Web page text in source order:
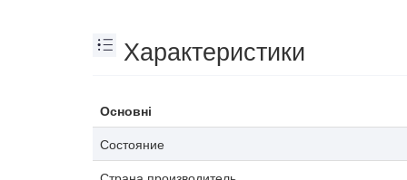
Характеристики
Основні
Состояние